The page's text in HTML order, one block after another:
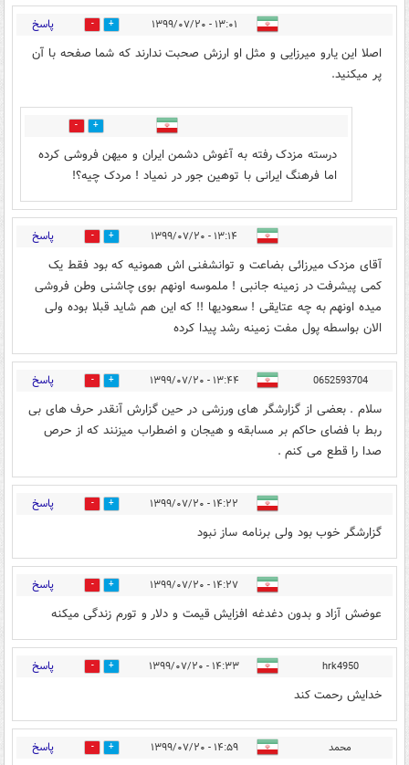
۱۳:۰۱ - ۱۳۹۹/۰۷/۲۰ 29 پاسخ
اصلا این یارو میرزایی و مثل او ارزش صحبت ندارند که شما صفحه با آن
پر میکنید.
6
درسته مزدک رفته به آغوش دشمن ایران و میهن فروشی کرده
اما فرهنگ ایرانی با توهین جور در نمیاد ! مردک چیه؟!
۱۳:۱۴ - ۱۳۹۹/۰۷/۲۰ 19 پاسخ
آقای مزدک میرزائی بضاعت و توانشفنی اش همونیه که بود فقط یک
کمی پیشرفت در زمینه جانبی ! ملموسه اونهم بوی چاشنی وطن فروشی
میده اونهم به چه عتایقی ! سعودیها !! که این هم شاید قبلا بوده ولی
الان بواسطه پول مفت زمینه رشد پیدا کرده
0652593704 ۱۳:۴۴ - ۱۳۹۹/۰۷/۲۰ 4 پاسخ
سلام . بعضی از گزارشگر های ورزشی در حین گزارش آنقدر حرف های بی
ربط با فضای حاکم بر مسابقه و هیجان و اضطراب میزنند که از حرص
صدا را قطع می کنم .
۱۴:۲۲ - ۱۳۹۹/۰۷/۲۰ 4 پاسخ
گزارشگر خوب بود ولی برنامه ساز نبود
۱۴:۲۷ - ۱۳۹۹/۰۷/۲۰ 9 پاسخ
عوضش آزاد و بدون دغدغه افزایش قیمت و دلار و تورم زندگی میکنه
hrk4950 ۱۴:۳۳ - ۱۳۹۹/۰۷/۲۰ 5 پاسخ
خدایش رحمت کند
محمد ۱۴:۵۹ - ۱۳۹۹/۰۷/۲۰ 9 پاسخ